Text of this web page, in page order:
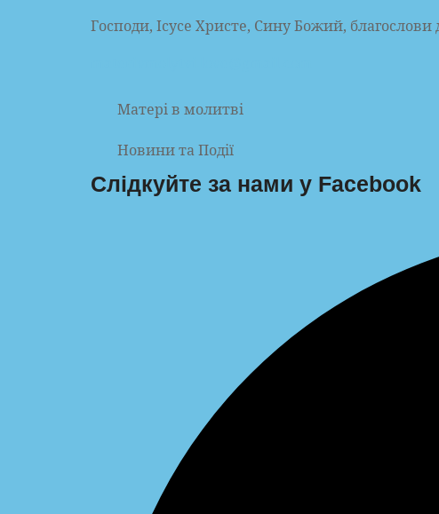
Господи, Ісусе Христе, Сину Божий, благослови
Матері в молитві
Новини та Події
Слідкуйте за нами у Facebook